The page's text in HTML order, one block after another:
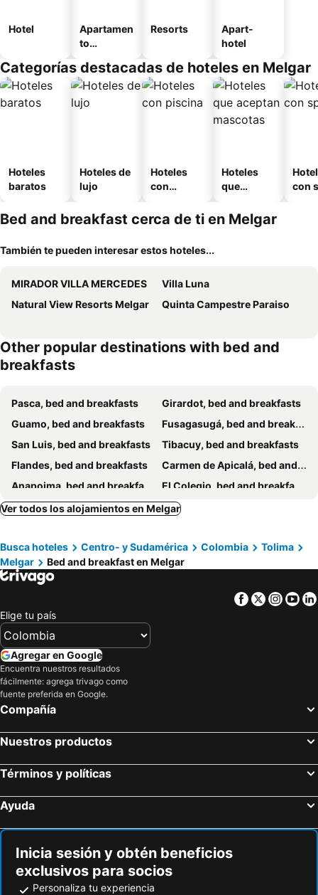
Hotel
Apartamen
to
o
Resorts
Apart-
hotel
Categorías destacadas de hoteles en Melgar
Hoteles
baratos
Hoteles de
lujo
Hoteles
con
Hoteles
que
mascotas
con
Bed and breakfast cerca de ti en Melgar
También te pueden interesar estos hoteles...
MIRADOR VILLA MERCEDES
Villa Luna
Natural View Resorts Melgar
Quinta Campestre Paraiso
Other popular destinations with bed and
breakfasts
Pasca, bed and breakfasts
Girardot, bed and breakfasts
Guamo, bed and breakfasts
Fusagasugá, bed and breakfasts
San Luis, bed and breakfasts
Tibacuy, bed and breakfasts
Flandes, bed and breakfasts
Carmen de Apicalá, bed and breakfasts
Anapoima, bed and breakfasts
El Colegio, bed and breakfasts
Ver todos los alojamientos en Melgar
Busca hoteles Centro- y Sudamérica Colombia
Tolima
Melgar
Bed and breakfast en Melgar
Facebook
Twitter
Elige tu país
Agregar en Google
Encuentra nuestros resultados
fácilmente: agrega trivago como
fuente preferida en Google.
Compañía
Nuestros productos
Términos y políticas
Ayuda
Inicia sesión y obtén beneficios
exclusivos para socios
Personaliza tu experiencia